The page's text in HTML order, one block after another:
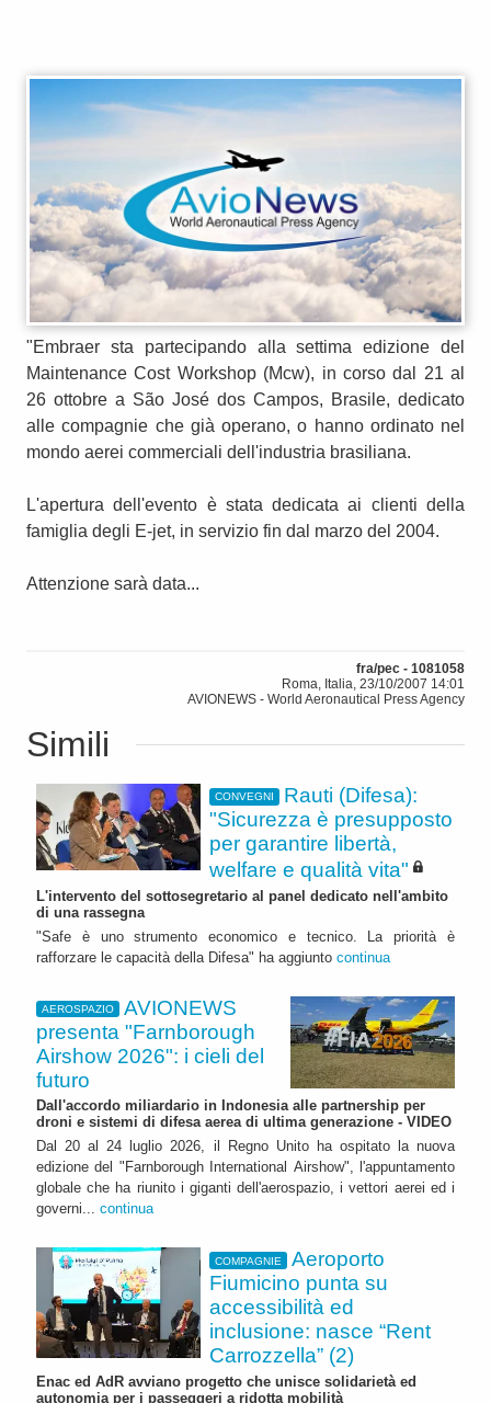
"Embraer sta partecipando alla settima edizione del
Maintenance Cost Workshop (Mcw), in corso dal 21 al
26 ottobre a São José dos Campos, Brasile, dedicato
alle compagnie che già operano, o hanno ordinato nel
mondo aerei commerciali dell'industria brasiliana.
L'apertura dell'evento è stata dedicata ai clienti della
famiglia degli E-jet, in servizio fin dal marzo del 2004.
Attenzione sarà data...
fra/pec - 1081058
Roma, Italia, 23/10/2007 14:01
AVIONEWS - World Aeronautical Press Agency
Simili
CONVEGNI
Rauti (Difesa):
"Sicurezza è presupposto
per garantire libertà,
welfare e qualità vita"
L'intervento del sottosegretario al panel dedicato nell'ambito
di una rassegna
"Safe è uno strumento economico e tecnico. La priorità è
rafforzare le capacità della Difesa" ha aggiunto continua
AEROSPAZIO
AVIONEWS
presenta "Farnborough
Airshow 2026": i cieli del
futuro
Dall'accordo miliardario in Indonesia alle partnership per
droni e sistemi di difesa aerea di ultima generazione - VIDEO
Dal 20 al 24 luglio 2026, il Regno Unito ha ospitato la nuova
edizione del "Farnborough International Airshow", l'appuntamento
globale che ha riunito i giganti dell'aerospazio, i vettori aerei ed i
governi... continua
COMPAGNIE
Aeroporto
Fiumicino punta su
accessibilità ed
inclusione: nasce “Rent
Carrozzella” (2)
Enac ed AdR avviano progetto che unisce solidarietà ed
autonomia per i passeggeri a ridotta mobilità